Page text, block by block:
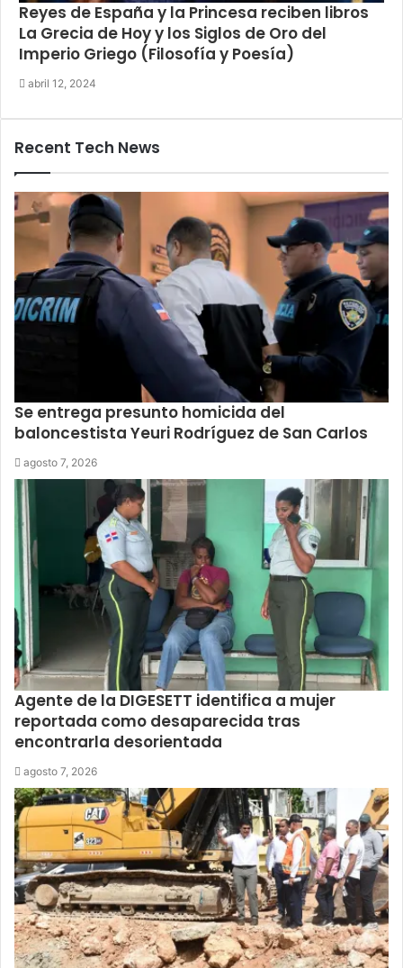
Reyes de España y la Princesa reciben libros
La Grecia de Hoy y los Siglos de Oro del
Imperio Griego (Filosofía y Poesía)
abril 12, 2024
Recent Tech News
Se entrega presunto homicida del
baloncestista Yeuri Rodríguez de San Carlos
agosto 7, 2026
Agente de la DIGESETT identifica a mujer
reportada como desaparecida tras
encontrarla desorientada
agosto 7, 2026